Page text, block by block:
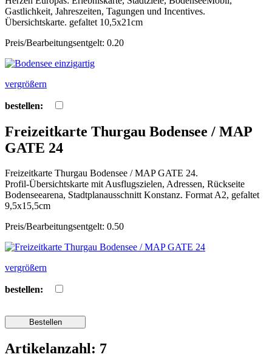
Gastlichkeit, Jahreszeiten, Tagungen und Incentives.
Übersichtskarte. gefaltet 10,5x21cm
Preis/Bearbeitungsentgelt: 0.20
vergrößern
bestellen:
Freizeitkarte Thurgau Bodensee / MAP
GATE 24
Freizeitkarte Thurgau Bodensee / MAP GATE 24.
Profil-Übersichtskarte mit Ausflugszielen, Adressen, Rückseite
Bodenseearena, Stadtplanausschnitt Konstanz. Format A2, gefaltet
9,5x15,5cm
Preis/Bearbeitungsentgelt: 0.50
vergrößern
bestellen:
Artikelanzahl: 7